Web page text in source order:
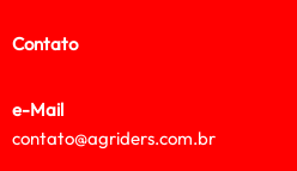
Contato
e-Mail
contato@agriders.com.br